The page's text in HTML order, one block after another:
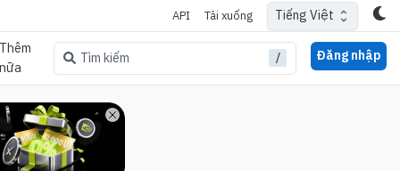
API Tải xuống Tiếng Việt
Thêm
nữa
Tìm kiếm / Đăng nhập